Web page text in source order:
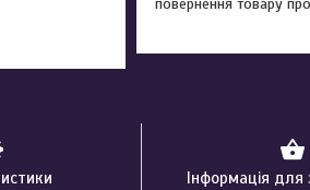
Інформація